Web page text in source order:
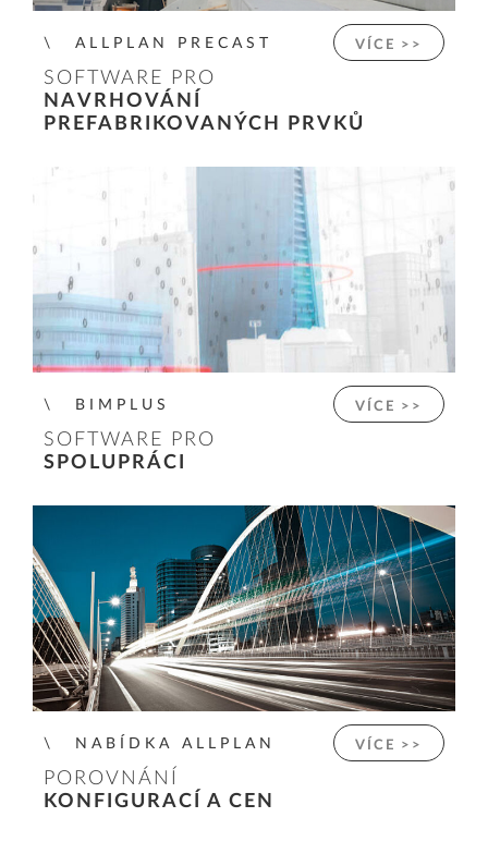
VÍCE >>
ALLPLAN PRECAST
SOFTWARE PRO
NAVRHOVÁNÍ
PREFABRIKOVANÝCH PRVKŮ
VÍCE >>
BIMPLUS
SOFTWARE PRO
SPOLUPRÁCI
VÍCE >>
NABÍDKA ALLPLAN
POROVNÁNÍ
KONFIGURACÍ A CEN